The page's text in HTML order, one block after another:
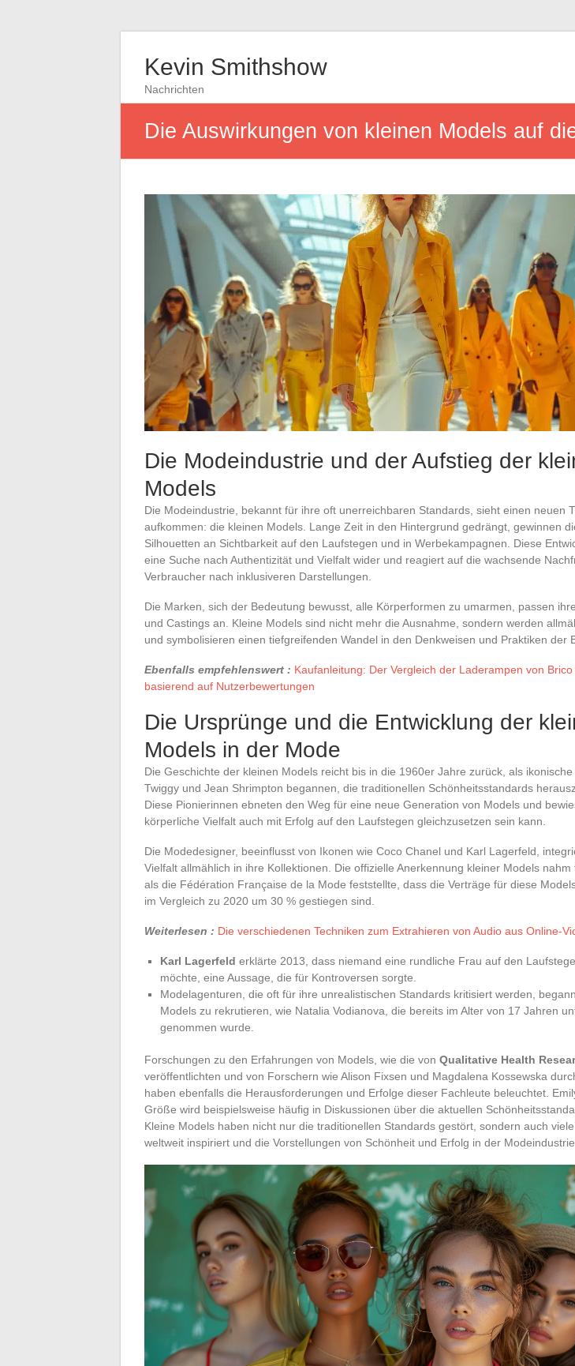
Kevin Smithshow
Nachrichten
Die Auswirkungen von kleinen Models auf
Die Modeindustrie und der Aufstieg der
Models
Die Modeindustrie, bekannt für ihre oft unerreichbaren Standards, sieht einen neuen
aufkommen: die kleinen Models. Lange Zeit in den Hintergrund gedrängt, gewinnen
Silhouetten an Sichtbarkeit auf den Laufstegen und in Werbekampagnen. Diese
eine Suche nach Authentizität und Vielfalt wider und reagiert auf die wachsende
Verbraucher nach inklusiveren Darstellungen.
Die Marken, sich der Bedeutung bewusst, alle Körperformen zu umarmen, passen
und Castings an. Kleine Models sind nicht mehr die Ausnahme, sondern werden
und symbolisieren einen tiefgreifenden Wandel in den Denkweisen und Praktiken der
Ebenfalls empfehlenswert : Kaufanleitung: Der Vergleich der Laderampen von
basierend auf Nutzerbewertungen
Die Ursprünge und die Entwicklung der
Models in der Mode
Die Geschichte der kleinen Models reicht bis in die 1960er Jahre zurück, als
Twiggy und Jean Shrimpton begannen, die traditionellen Schönheitsstandards
Diese Pionierinnen ebneten den Weg für eine neue Generation von Models und
körperliche Vielfalt auch mit Erfolg auf den Laufstegen gleichzusetzen sein kann.
Die Modedesigner, beeinflusst von Ikonen wie Coco Chanel und Karl Lagerfeld,
Vielfalt allmählich in ihre Kollektionen. Die offizielle Anerkennung kleiner Models nahm
als die Fédération Française de la Mode feststellte, dass die Verträge für diese
im Vergleich zu 2020 um 30 % gestiegen sind.
Weiterlesen : Die verschiedenen Techniken zum Extrahieren von Audio aus Online-
Karl Lagerfeld erklärte 2013, dass niemand eine rundliche Frau auf den
möchte, eine Aussage, die für Kontroversen sorgte.
Modelagenturen, die oft für ihre unrealistischen Standards kritisiert werden,
Models zu rekrutieren, wie Natalia Vodianova, die bereits im Alter von 17 Jahren
genommen wurde.
Forschungen zu den Erfahrungen von Models, wie die von Qualitative Health
veröffentlichten und von Forschern wie Alison Fixsen und Magdalena Kossewska
haben ebenfalls die Herausforderungen und Erfolge dieser Fachleute beleuchtet.
Größe wird beispielsweise häufig in Diskussionen über die aktuellen
Kleine Models haben nicht nur die traditionellen Standards gestört, sondern auch
weltweit inspiriert und die Vorstellungen von Schönheit und Erfolg in der